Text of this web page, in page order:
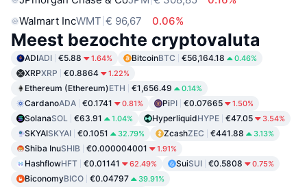
Walmart IncWMT € 96,67 0.06%
Meest bezochte cryptovaluta
ADIADI €5.88 1.64% BitcoinBTC €56,164.18 0.46%
XRPXRP €0.8864 1.22%
Ethereum (Ethereum)ETH €1,656.49 0.14%
CardanoADA €0.1741 0.81% PiPI €0.07665 1.50%
SolanaSOL €63.91 1.04% HyperliquidHYPE €47.05 3.54%
SKYAISKYAI €0.1051 32.79% ZcashZEC €441.88 3.13%
Shiba InuSHIB €0.000004001 1.91%
HashflowHFT €0.01141 62.49% SuiSUI €0.5808 0.75%
BiconomyBICO €0.04797 39.91%